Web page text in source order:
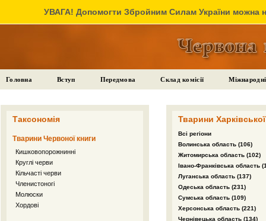
УВАГА! Допомогти Збройним Силам України можна
Головна Вступ Передмова Склад комісії
Таксономія
Тварини Червоної книги
Кишковопорожнинні
Круглі черви
Кільчасті черви
Членистоногі
Молюски
Хордові
Тварини
Всі регіони
Волинська область (106)
Житомирська область (102)
Івано-Франківська область
Луганська область (137)
Одеська область (231)
Сумська область (109)
Херсонська область (221)
Чернівецька область (134)